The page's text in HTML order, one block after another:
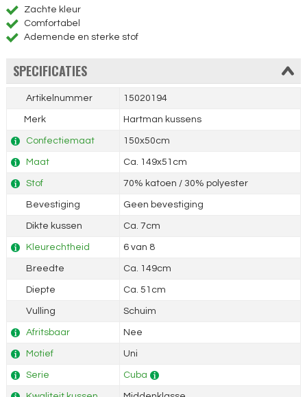
Zachte kleur
Comfortabel
Ademende en sterke stof
SPECIFICATIES
Artikelnummer 15020194
Merk Hartman kussens
Confectiemaat 150x50cm
Maat Ca. 149x51cm
Stof 70% katoen / 30% polyester
Bevestiging Geen bevestiging
Dikte kussen Ca. 7cm
Kleurechtheid 6 van 8
Breedte Ca. 149cm
Diepte Ca. 51cm
Vulling Schuim
Afritsbaar Nee
Motief Uni
Serie Cuba